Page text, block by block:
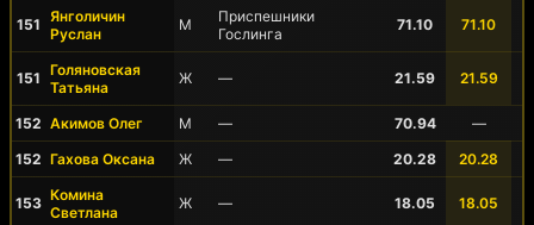
151 Янголичин
Руслан
М
Приспешники
Гослинга
71.10 71.10
151 Голяновская
Татьяна
Ж — 21.59 21.59
152 Акимов Олег М — 70.94
—
152 Гахова Оксана Ж — 20.28 20.28
153 Комина
Светлана
Ж — 18.05 18.05